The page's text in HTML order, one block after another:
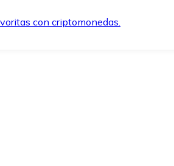
con criptomonedas.
de pago.
y segura.